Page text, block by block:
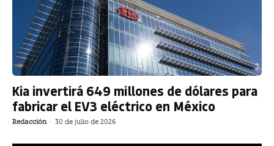
Kia invertirá 649 millones de dólares para
fabricar el EV3 eléctrico en México
Redacción - 30 de julio de 2026